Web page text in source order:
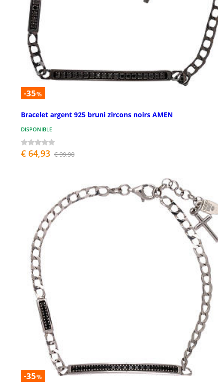
-35%
Bracelet argent 925 bruni zircons noirs AMEN
DISPONIBLE
€ 64,93 € 99,90
-35%